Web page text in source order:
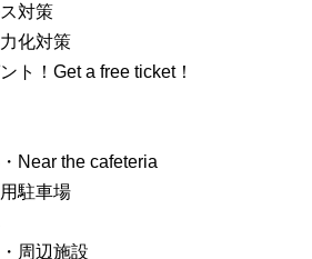
対策
化対策
ト！Get a free ticket！
Near the cafeteria
駐車場
周辺施設